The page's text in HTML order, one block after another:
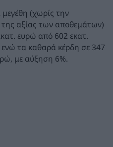
(χωρίς την
αξίας των αποθεμάτων)
ευρώ από 602 εκατ.
τα καθαρά κέρδη σε 347
με αύξηση 6%.